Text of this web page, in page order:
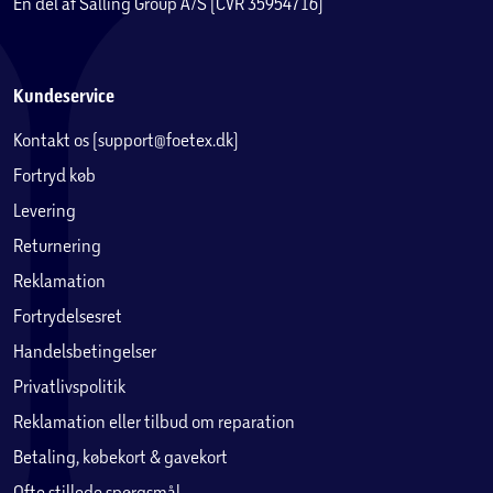
Kundeservice
Kontakt os (support@foetex.dk)
Fortryd køb
Levering
Returnering
Reklamation
Fortrydelsesret
Handelsbetingelser
Privatlivspolitik
Reklamation eller tilbud om reparation
Betaling, købekort & gavekort